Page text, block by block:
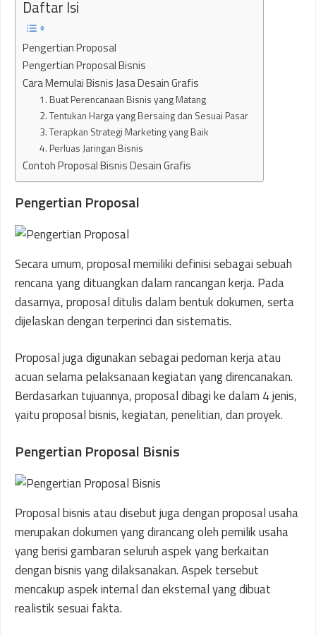
Daftar Isi
Pengertian Proposal
Pengertian Proposal Bisnis
Cara Memulai Bisnis Jasa Desain Grafis
1. Buat Perencanaan Bisnis yang Matang
2. Tentukan Harga yang Bersaing dan Sesuai Pasar
3. Terapkan Strategi Marketing yang Baik
4. Perluas Jaringan Bisnis
Contoh Proposal Bisnis Desain Grafis
Pengertian Proposal
Secara umum, proposal memiliki definisi sebagai sebuah
rencana yang dituangkan dalam rancangan kerja. Pada
dasarnya, proposal ditulis dalam bentuk dokumen, serta
dijelaskan dengan terperinci dan sistematis.
Proposal juga digunakan sebagai pedoman kerja atau
acuan selama pelaksanaan kegiatan yang direncanakan.
Berdasarkan tujuannya, proposal dibagi ke dalam 4 jenis,
yaitu proposal bisnis, kegiatan, penelitian, dan proyek.
Pengertian Proposal Bisnis
Proposal bisnis atau disebut juga dengan proposal usaha
merupakan dokumen yang dirancang oleh pemilik usaha
yang berisi gambaran seluruh aspek yang berkaitan
dengan bisnis yang dilaksanakan. Aspek tersebut
mencakup aspek internal dan eksternal yang dibuat
realistik sesuai fakta.